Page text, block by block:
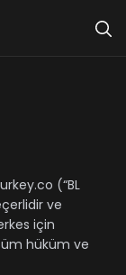
(“BL
ve
için
hüküm ve